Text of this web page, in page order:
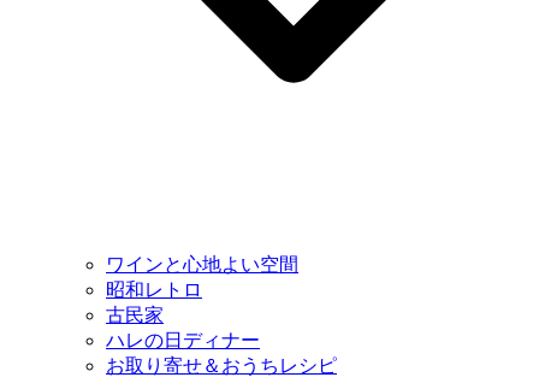
ワインと心地よい空間
昭和レトロ
古民家
ハレの日ディナー
お取り寄せ＆おうちレシピ